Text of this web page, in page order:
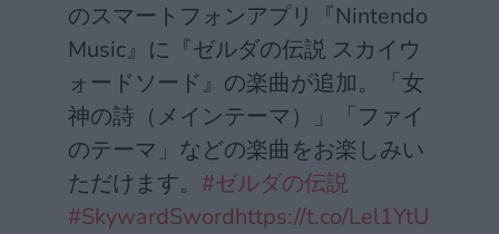
のスマートフォンアプリ『Nintendo
Music』に『ゼルダの伝説 スカイウ
ォードソード』の楽曲が追加。「女
神の詩（メインテーマ）」「ファイ
のテーマ」などの楽曲をお楽しみい
ただけます。 #ゼルダの伝説
#SkywardSwordhttps://t.co/Lel1YtU